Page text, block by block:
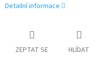
Detailní informace
ZEPTAT SE HLÍDAT